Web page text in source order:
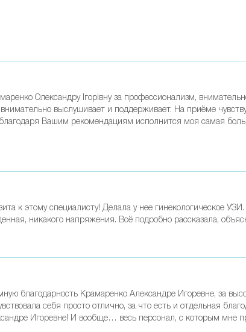
Олександру Ігорівну за профессионализм,
выслушивает и поддерживает. На приёме
Вашим рекомендациям исполнится моя самая
к этому специалисту! Делала у нее гинекологическое
никакого напряжения. Всё подробно рассказала,
благодарность Крамаренко Александре Игоревне, за
себя просто отлично, за что есть и отдельная
Игоревне! И вообще… весь персонал, с которым